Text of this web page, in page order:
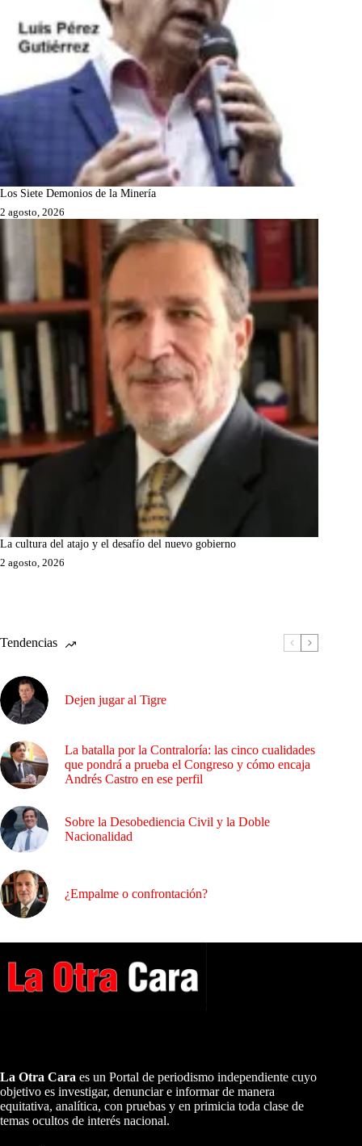
Los Siete Demonios de la Minería
2 agosto, 2026
La cultura del atajo y el desafío del nuevo gobierno
2 agosto, 2026
Tendencias
Dejen jugar al Tigre
La batalla por la Contraloría: las cinco cualidades
que pondrá a prueba el Congreso y cómo encaja
Andrés Castro en ese perfil
Sobre la Desobediencia Civil y la Doble
Nacionalidad
¿Empalme o confrontación?
La Otra Cara es un Portal de periodismo independiente cuyo
objetivo es investigar, denunciar e informar de manera
equitativa, analítica, con pruebas y en primicia toda clase de
temas ocultos de interés nacional.